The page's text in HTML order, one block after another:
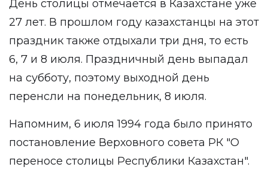
День столицы отмечается в Казахстане уже
27 лет. В прошлом году казахстанцы на этот
праздник также отдыхали три дня, то есть
6, 7 и 8 июля. Праздничный день выпадал
на субботу, поэтому выходной день
перенсли на понедельник, 8 июля.
Напомним, 6 июля 1994 года было принято
постановление Верховного совета РК "О
переносе столицы Республики Казахстан".